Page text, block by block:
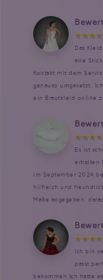
Das
alle
Kontakt mit dem
genauso umgesetzt.
ein Brautkleid online
Es ist
erhalten
im September 2024
hilfreich und
Maße angegeben,
Ich bin
passt
bekommen Ich hatte